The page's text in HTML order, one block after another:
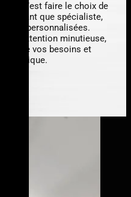
c’est faire le choix de
en tant que spécialiste,
personnalisées.
une attention minutieuse,
entre vos besoins et
unique.